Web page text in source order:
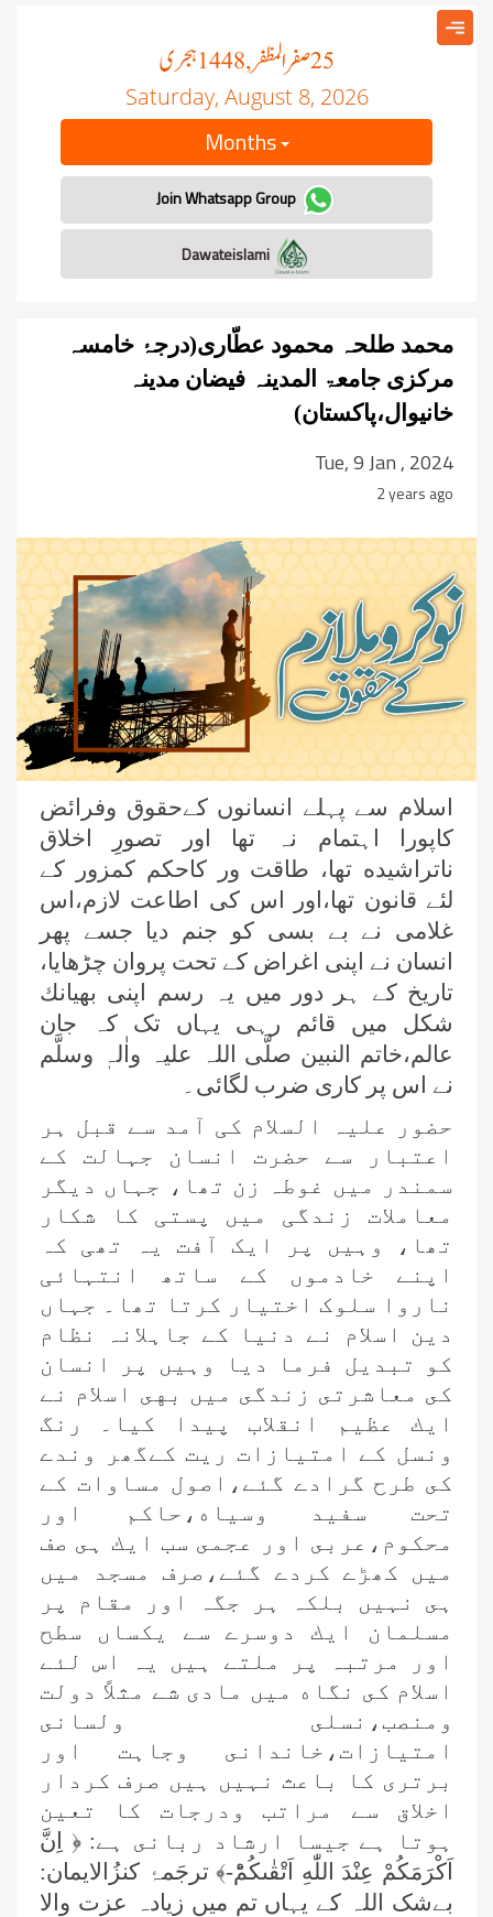
25صفر المظفر, 1448 ہجری
Saturday, August 8, 2026
Months
Join Whatsapp Group
محمد طلحہ محمود عطّاری(درجۂ خامسہ
مرکزی جامعۃ المدینہ فیضان مدینہ
خانیوال،پاکستان)
Tue, 9 Jan , 2024
2 years ago
اسلام سے پہلے انسانوں كےحقوق وفرائض
كاپورا اہتمام نہ تھا اور تصورِ اخلاق
ناتراشيده تھا، طاقت ور كاحكم كمزور كے
لئے قانون تھا،اور اس كى اطاعت لازم،اس
غلامى نے بے بسى كو جنم ديا جسے پھر
انسان نے اپنى اغراض كے تحت پروان چڑھايا،
تاريخ كے ہر دور ميں يہ رسم اپنى بھيانك
شكل ميں قائم رہى یہاں تک کہ جان
عالم،خاتم النبين صلَّی اللہ علیہ واٰلہٖ وسلَّم
نے اس پر كارى ضرب لگائى۔
حضور علیہ السلام کی آمد سے قبل ہر
اعتبار سے حضرت انسان جہالت کے
سمندر میں غوطہ زن تھا، جہاں دیگر
معاملات زندگی میں پستی کا شکار
تھا، وہیں پر ایک آفت یہ تھی کہ
اپنے خادموں کے ساتھ انتہائی
ناروا سلوک اختیار کرتا تھا۔ جہاں
دین اسلام نے دنیا کے جاہلانہ نظام
کو تبدیل فرما دیا وہیں پر انسان
كى معاشرتى زندگى ميں بهى اسلام نے
ايك عظيم انقلاب پيدا كيا۔ رنگ
ونسل كے امتيازات ريت كےگھر وندے
كى طرح گرادے گئے،اصول مساوات كے
تحت سفيد وسياه،حاكم اور
محكوم،عربى اور عجمى سب ايك ہى صف
ميں كھڑے كردے گئے،صرف مسجد ميں
ہى نہيں بلكہ ہر جگہ اور مقام پر
مسلمان ايك دوسرے سے يكساں سطح
اور مرتبہ پر ملتے ہيں يہ اس لئے
اسلام كى نگاه ميں مادى شے مثلاً دولت
ومنصب،نسلى ولسانى
امتيازات،خاندانى وجاہت اور
برترى كا باعث نہيں ہيں صرف كردار
اخلاق سے مراتب ودرجات كا تعين
ہوتا ہے جيسا ارشاد ربانى ہے: ﴿ اِنَّ
اَكْرَمَكُمْ عِنْدَ اللّٰهِ اَتْقٰىكُمْؕ-﴾ترجَمۂ کنزُالایمان:
بےشک اللہ کے یہاں تم میں زیادہ عزت والا